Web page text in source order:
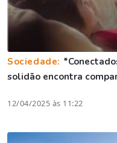
Sociedade:
solidão encontra
12/04/2025 às 11:22